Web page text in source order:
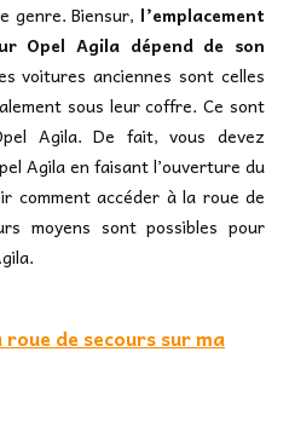
genre. Biensur, l’emplacement
Opel Agila dépend de son
voitures anciennes sont celles
sous leur coffre. Ce sont
Agila. De fait, vous devez
Agila en faisant l’ouverture du
comment accéder à la roue de
moyens sont possibles pour
de secours sur ma